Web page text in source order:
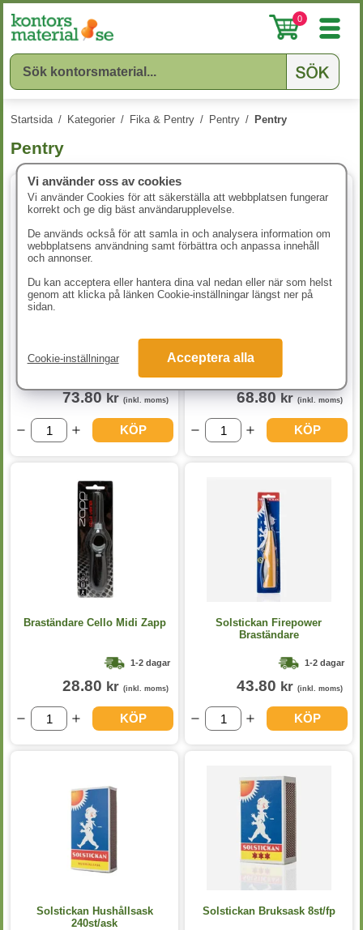
0
Startsida / Kategorier / Fika & Pentry / Pentry / Pentry
Pentry
1-2 dagar
73.80kr (inkl. moms)
KÖP
68.80kr (inkl. moms)
KÖP
Braständare Cello Midi Zapp
1-2 dagar
28.80 kr (inkl. moms)
KÖP
Solstickan Firepower
Braständare
1-2 dagar
43.80 kr (inkl. moms)
KÖP
Solstickan Hushållsask
240st/ask
Solstickan Bruksask 8st/fp
Vi använder oss av cookies
Vi använder Cookies för att säkerställa att webbplatsen fungerar
korrekt och ge dig bäst användarupplevelse.
De används också för att samla in och analysera information om
webbplatsens användning samt förbättra och anpassa innehåll
och annonser.
Du kan acceptera eller hantera dina val nedan eller när som helst
genom att klicka på länken Cookie-inställningar längst ner på
sidan.
Cookie-inställningar Acceptera alla